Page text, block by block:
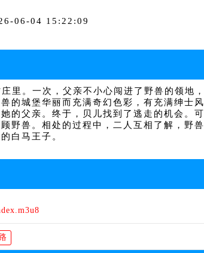
06-04 15:22:09
里。一次，父亲不小心闯进了野兽的领地
的城堡华丽而充满奇幻色彩，有充满绅士
的父亲。终于，贝儿找到了逃走的机会。
野兽。相处的过程中，二人互相了解，野
白马王子。